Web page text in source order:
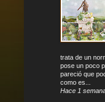
trata de un
pose un poco
pareció que
como es...
Hace 1